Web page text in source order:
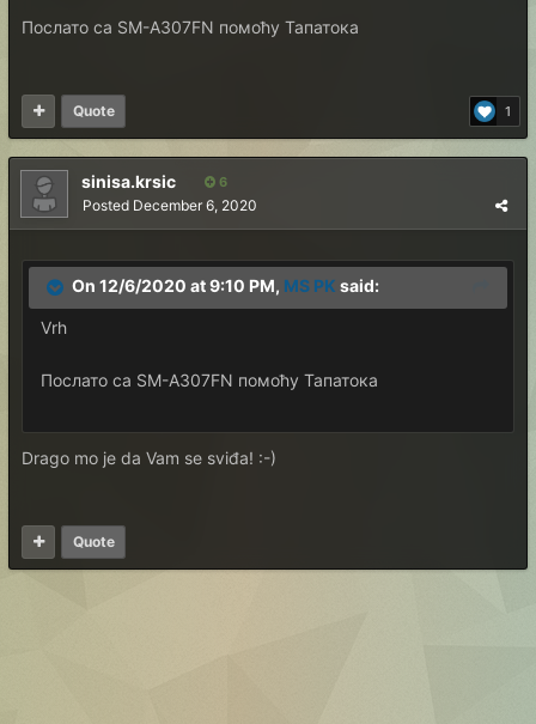
Послато са SM-A307FN помоћу Тапатока
1
Quote
sinisa.krsic 6
Posted December 6, 2020
On 12/6/2020 at 9:10 PM, MS PK said:
Vrh
Послато са SM-A307FN помоћу Тапатока
Drago mo je da Vam se sviđa! :-)
Quote